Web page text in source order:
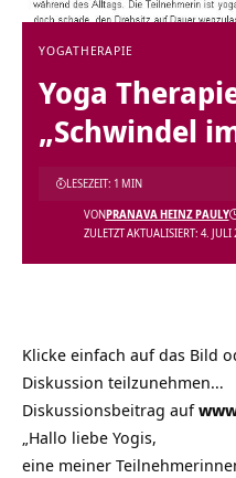
YOGATHERAPIE
Yoga
„Schwindel
ZULETZT AKTUALISIERT: 4. JULI
VONPRANAVA HEINZ PAULY
LESEZEIT: 1 MIN
Klicke einfach auf das Bild
Diskussion teilzunehmen…
Diskussionsbeitrag auf
„Hallo liebe Yogis,
eine meiner